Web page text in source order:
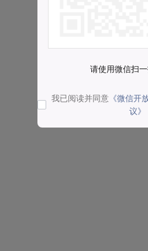
请使用微信扫
我已阅读并同意 《微信开
议》